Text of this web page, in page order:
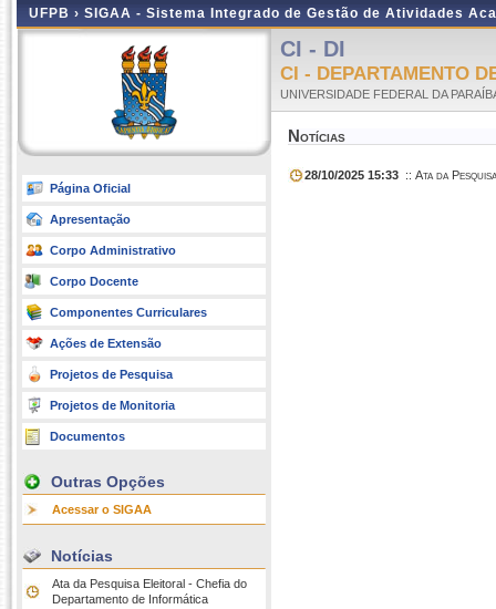
UFPB › SIGAA - Sistema Integrado de Gestão de Atividades
Página Oficial
Apresentação
Corpo Administrativo
Corpo Docente
Componentes Curriculares
Ações de Extensão
Projetos de Pesquisa
Projetos de Monitoria
Documentos
Outras Opções
Acessar o SIGAA
Notícias
Ata da Pesquisa Eleitoral - Chefia do
Departamento de Informática
CI - DI
CI - DEPARTAMENTO
UNIVERSIDADE FEDERAL DA
Notícias
28/10/2025 15:33 :: Ata da